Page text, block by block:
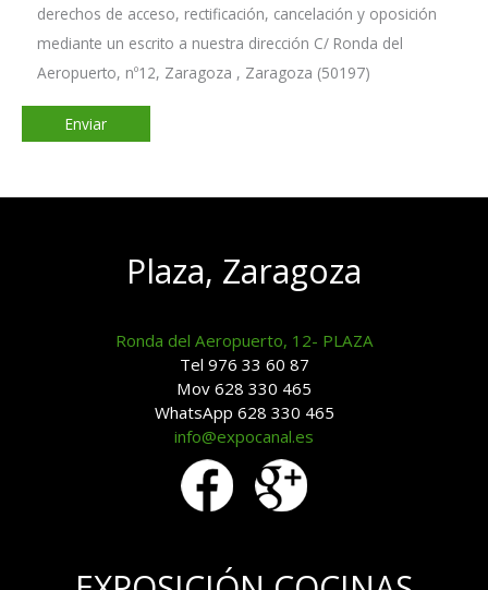
derechos de acceso, rectificación, cancelación y oposición
mediante un escrito a nuestra dirección C/ Ronda del
Aeropuerto, nº12, Zaragoza , Zaragoza (50197)
Plaza, Zaragoza
Ronda del Aeropuerto, 12- PLAZA
Tel 976 33 60 87
Mov 628 330 465
WhatsApp 628 330 465
info@expocanal.es